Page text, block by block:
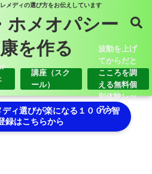
メディの選び方をお伝えしています
ホメオパシー
を作る
講座（スク
ール）
波動を上げ
てからだと
こころを調
える無料個
別体験レッ
スン
ィ選びが楽になる１００の智
録はこちらから